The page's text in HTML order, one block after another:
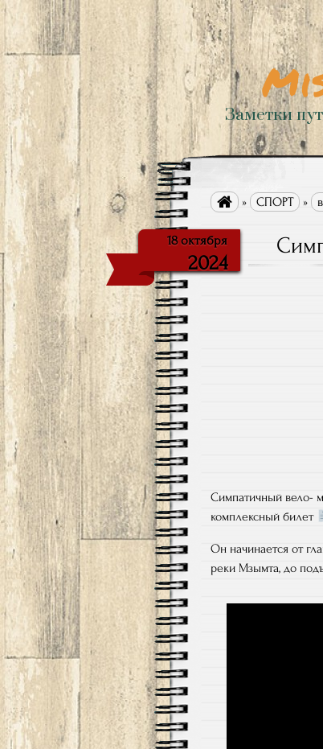
Заметки
 » СПОРТ »
18 октября
2024
Симпатичный вело-
комплексный билет
Он начинается от
реки Мзымта, до